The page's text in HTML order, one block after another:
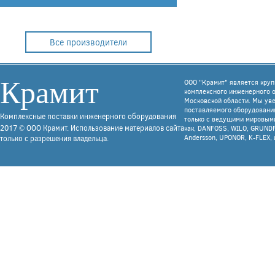
Все производители
Крамит
Комплексные поставки инженерного оборудования
2017 © ООО Крамит. Использование материалов сайта
только с разрешения владельца.
ООО "Крамит" является
комплексного инженерного
Московской области. Мы
поставляемого
только с ведущими
как, DANFOSS, WILO,
Andersson, UPONOR, K-